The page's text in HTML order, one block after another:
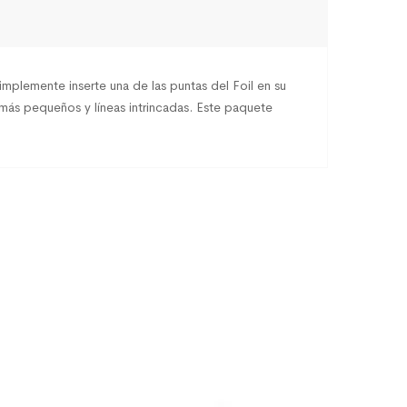
inserte una de las puntas del Foil en su
pequeños y líneas intrincadas. Este paquete